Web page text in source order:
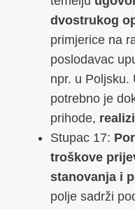
dvostrukog
primjerice na
poslodavac
npr. u Poljsku.
potrebno je
prihode,
Stupac 17:
troškove
stanovanja i
polje sadrži